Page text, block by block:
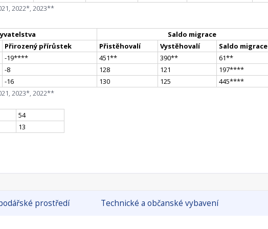
2022*, 2023**
Saldo migrace
Přirozený přírůstek Přistěhovalí Vystěhovalí
Saldo migrace
-19**** 451** 390** 61**
-8
128 121 197****
-16
130 125 445****
2023*, 2022**
54
13
prostředí Technické a občanské vybavení